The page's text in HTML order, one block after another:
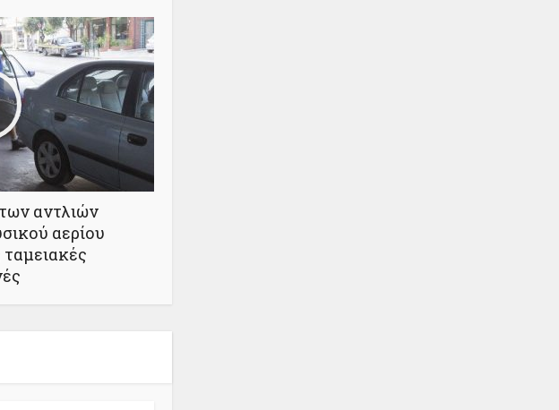
αντλιών
αερίου
ταμειακές